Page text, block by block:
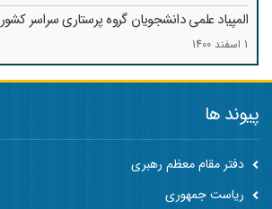
المپیاد علمی دانشجویان گروه پرستاری سراسر کشور
1 اسفند 1400
پیوند ها
دفتر مقام معظم رهبری
ریاست جمهوری